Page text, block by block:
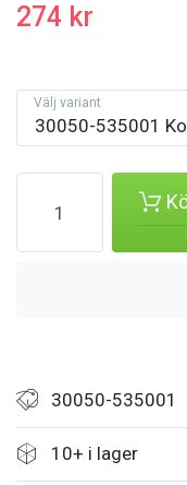
274 kr
30050-535001
Välj variant
30050-535001
10+ i lager